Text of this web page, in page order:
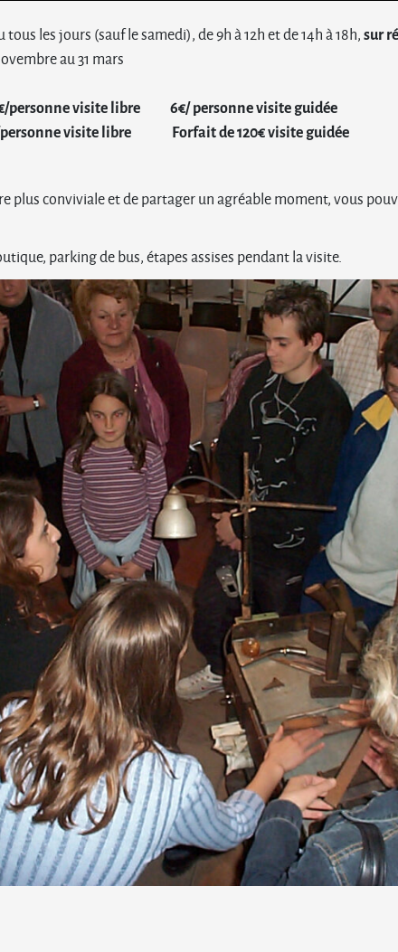
les jours (sauf le samedi), de 9h à 12h et de 14h à 18h, sur
au 31 mars
personne visite libre6€/ personne visite guidée
visite libreForfait de 120€ visite guidée
plus conviviale et de partager un agréable moment, vous
parking de bus, étapes assises pendant la visite.